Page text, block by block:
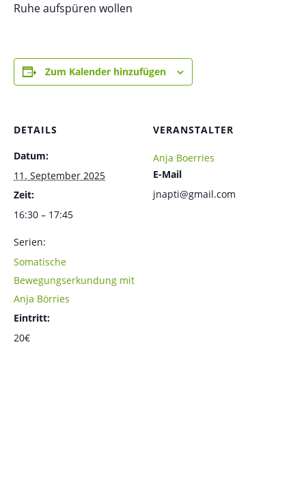
Ruhe aufspüren wollen
Zum Kalender hinzufügen
DETAILS
Datum:
11. September 2025
Zeit:
16:30 – 17:45
Serien:
Somatische
Bewegungserkundung mit
Anja Börries
Eintritt:
20€
VERANSTALTER
Anja Boerries
E-Mail
jnapti@gmail.com